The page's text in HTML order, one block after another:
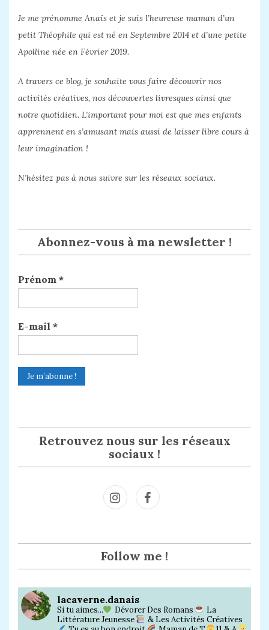
cJe me prénomme Anaïs et je suis l’heureuse maman d’un
petit Théophile qui est né en Septembre 2014 et d’une petite
Apolline née en Février 2019.
A travers ce blog, je souhaite vous faire découvrir nos
activités créatives, nos découvertes livresques ainsi que
notre quotidien. L’important pour moi est que mes enfants
apprennent en s’amusant mais aussi de laisser libre cours à
leur imagination !
N’hésitez pas à nous suivre sur les réseaux sociaux.
Abonnez-vous à ma newsletter !
Prénom *
E-mail *
Retrouvez nous sur les réseaux
sociaux !
m
Follow me !
lacaverne.danais
Si tu aimes... Dévorer Des Romans
La
Littérature Jeunesse
& Les Activités Créatives